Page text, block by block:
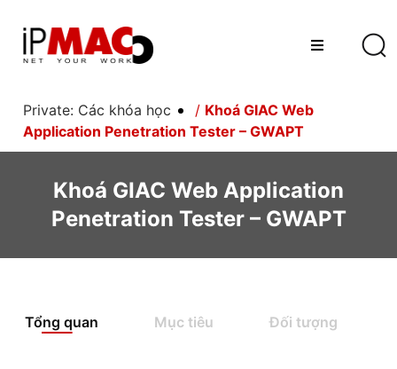
Private: Các khóa học / Khoá GIAC Web
Application Penetration Tester – GWAPT
Khoá GIAC Web Application
Penetration Tester – GWAPT
Tổng quan Mục tiêu Đối tượng